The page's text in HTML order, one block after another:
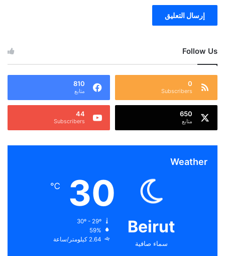
Follow Us
0
Subscribers
810
متابع
650
متابع
44
Subscribers
Weather
Beirut
سماء صافية
30
℃
59%
2.64 كيلومتر/ساعة